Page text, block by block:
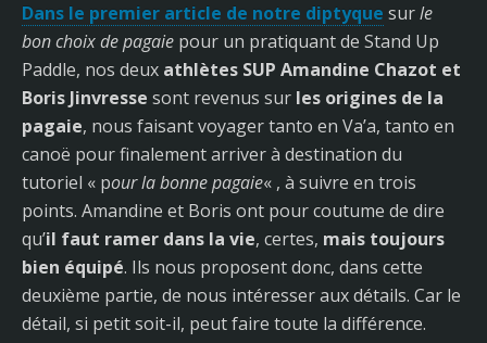
Dans le premier article de notre diptyque surle
bon choix de pagaie pour un pratiquant de Stand Up
Paddle, nos deux athlètes SUP Amandine Chazot et
Boris Jinvresse sont revenus sur les origines de la
pagaie, nous faisant voyager tanto en Va’a, tanto en
canoë pour finalement arriver à destination du
tutoriel « pour la bonne pagaie« , à suivre en trois
points. Amandine et Boris ont pour coutume de dire
qu’il faut ramer dans la vie, certes, mais toujours
bien équipé. Ils nous proposent donc, dans cette
deuxième partie, de nous intéresser aux détails. Car le
détail, si petit soit-il, peut faire toute la différence.